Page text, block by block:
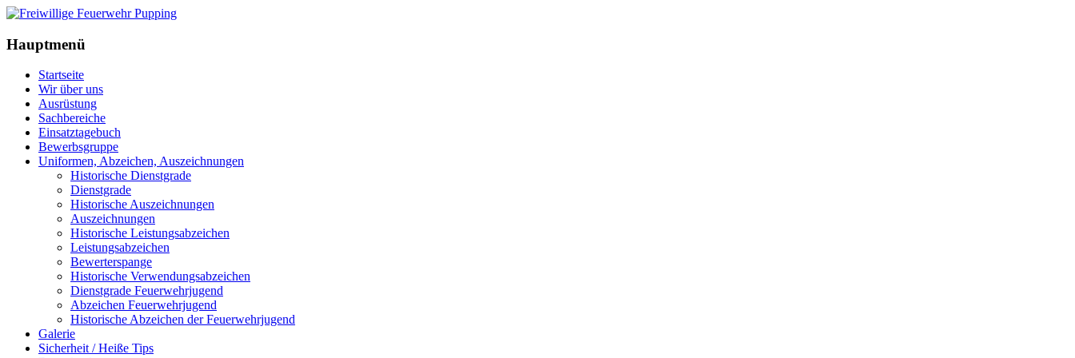
Hauptmenü
Startseite
Wir über uns
Ausrüstung
Sachbereiche
Einsatztagebuch
Bewerbsgruppe
Uniformen, Abzeichen, Auszeichnungen
Historische Dienstgrade
Dienstgrade
Historische Auszeichnungen
Auszeichnungen
Historische Leistungsabzeichen
Leistungsabzeichen
Bewerterspange
Historische Verwendungsabzeichen
Dienstgrade Feuerwehrjugend
Abzeichen Feuerwehrjugend
Historische Abzeichen der Feuerwehrjugend
Galerie
Sicherheit / Heiße Tips